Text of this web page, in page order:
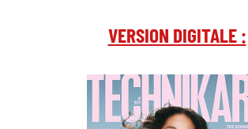
VERSION DIGITALE :